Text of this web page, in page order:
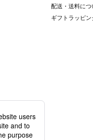
配送・送料につ
ギフトラッピ